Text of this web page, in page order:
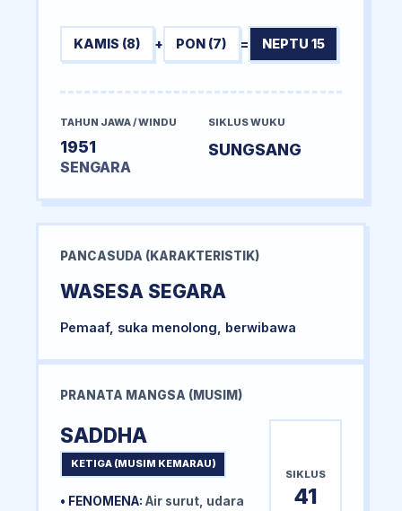
KAMIS (8) + PON (7) = NEPTU 15
TAHUN JAWA / WINDU
1951
SENGARA
SIKLUS WUKU
SUNGSANG
PANCASUDA (KARAKTERISTIK)
WASESA SEGARA
Pemaaf, suka menolong, berwibawa
PRANATA MANGSA (MUSIM)
SADDHA
KETIGA (MUSIM KEMARAU)
• FENOMENA: Air surut, udara
SIKLUS
41